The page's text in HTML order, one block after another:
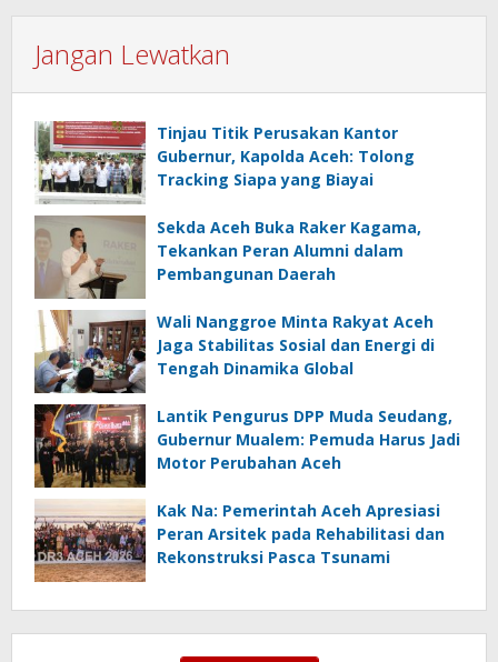
Jangan Lewatkan
Tinjau Titik Perusakan Kantor
Gubernur, Kapolda Aceh: Tolong
Tracking Siapa yang Biayai
Sekda Aceh Buka Raker Kagama,
Tekankan Peran Alumni dalam
Pembangunan Daerah
Wali Nanggroe Minta Rakyat Aceh
Jaga Stabilitas Sosial dan Energi di
Tengah Dinamika Global
Lantik Pengurus DPP Muda Seudang,
Gubernur Mualem: Pemuda Harus Jadi
Motor Perubahan Aceh
Kak Na: Pemerintah Aceh Apresiasi
Peran Arsitek pada Rehabilitasi dan
Rekonstruksi Pasca Tsunami